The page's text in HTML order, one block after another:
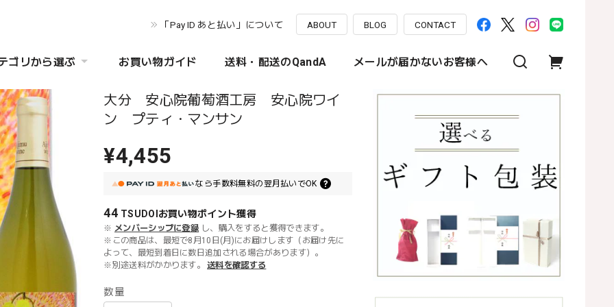
「Pay ID あと払い」について ABOUT BLOG CONTACT
ゴリから選ぶ お買い物ガイド 送料・配送のQandA メールが届かないお客様へ
大分 安心院葡萄酒工房 安心院ワイ
ン プティ・マンサン
¥4,455
なら手数料無料の 翌月払いでOK
44 TSUDOIお買い物ポイント獲得
※ メンバーシップに登録 し、購入をすると獲得できます。
※この商品は、最短で8月10日(月)にお届けします（お届け先に
よって、最短到着日に数日追加される場合があります）。
※別途送料がかかります。
送料を確認する
数量